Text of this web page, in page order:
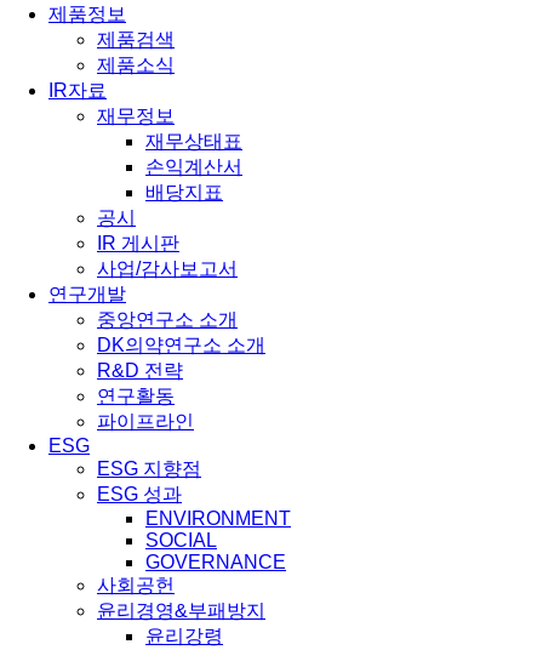
제품정보
제품검색
제품소식
IR자료
재무정보
재무상태표
손익계산서
배당지표
공시
IR 게시판
사업/감사보고서
연구개발
중앙연구소 소개
DK의약연구소 소개
R&D 전략
연구활동
파이프라인
ESG
ESG 지향점
ESG 성과
ENVIRONMENT
SOCIAL
GOVERNANCE
사회공헌
윤리경영&부패방지
윤리강령